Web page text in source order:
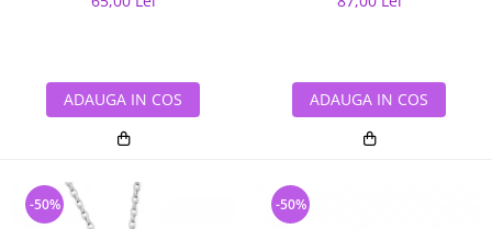
ADAUGA IN COS ADAUGA IN COS
-50% -50%